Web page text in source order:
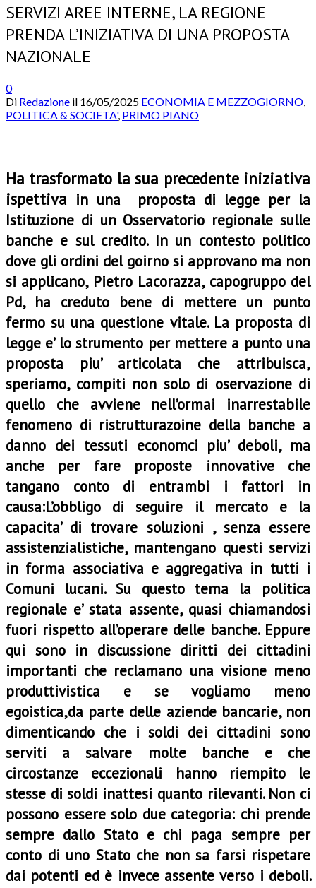
SERVIZI AREE INTERNE, LA REGIONE
PRENDA L’INIZIATIVA DI UNA PROPOSTA
NAZIONALE
0
Di Redazione il 16/05/2025 ECONOMIA E MEZZOGIORNO,
POLITICA & SOCIETA', PRIMO PIANO
Ha trasformato la sua precedente iniziativa
ispettiva in una proposta di legge per la
Istituzione di un Osservatorio regionale sulle
banche e sul credito. In un contesto politico
dove gli ordini del goirno si approvano ma non
si applicano, Pietro Lacorazza, capogruppo del
Pd, ha creduto bene di mettere un punto
fermo su una questione vitale. La proposta di
legge e’ lo strumento per mettere a punto una
proposta piu’ articolata che attribuisca,
speriamo, compiti non solo di oservazione di
quello che avviene nell’ormai inarrestabile
fenomeno di ristrutturazoine della banche a
danno dei tessuti economci piu’ deboli, ma
anche per fare proposte innovative che
tangano conto di entrambi i fattori in
causa:L’obbligo di seguire il mercato e la
capacita’ di trovare soluzioni , senza essere
assistenzialistiche, mantengano questi servizi
in forma associativa e aggregativa in tutti i
Comuni lucani. Su questo tema la politica
regionale e’ stata assente, quasi chiamandosi
fuori rispetto all’operare delle banche. Eppure
qui sono in discussione diritti dei cittadini
importanti che reclamano una visione meno
produttivistica e se vogliamo meno
egoistica,da parte delle aziende bancarie, non
dimenticando che i soldi dei cittadini sono
serviti a salvare molte banche e che
circostanze eccezionali hanno riempito le
stesse di soldi inattesi quanto rilevanti. Non ci
possono essere solo due categoria: chi prende
sempre dallo Stato e chi paga sempre per
conto di uno Stato che non sa farsi rispetare
dai potenti ed è invece assente verso i deboli.